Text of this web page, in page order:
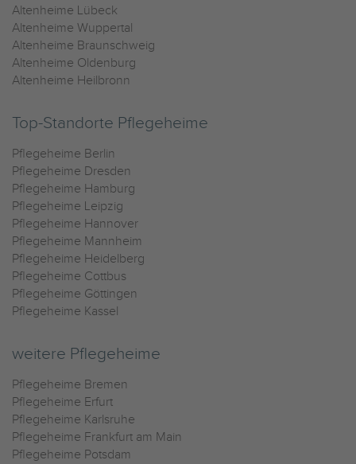
Altenheime Lübeck
Altenheime Wuppertal
Altenheime Braunschweig
Altenheime Oldenburg
Altenheime Heilbronn
Top-Standorte Pflegeheime
Pflegeheime Berlin
Pflegeheime Dresden
Pflegeheime Hamburg
Pflegeheime Leipzig
Pflegeheime Hannover
Pflegeheime Mannheim
Pflegeheime Heidelberg
Pflegeheime Cottbus
Pflegeheime Göttingen
Pflegeheime Kassel
weitere Pflegeheime
Pflegeheime Bremen
Pflegeheime Erfurt
Pflegeheime Karlsruhe
Pflegeheime Frankfurt am Main
Pflegeheime Potsdam